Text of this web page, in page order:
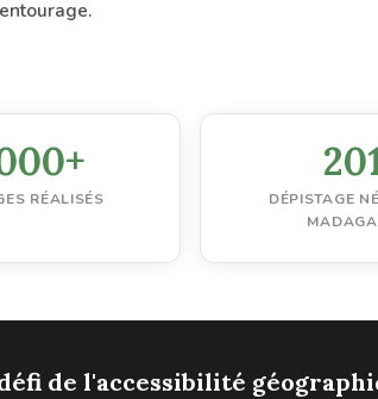
RÉALISÉS
DÉPISTAGE
de l'accessibilité